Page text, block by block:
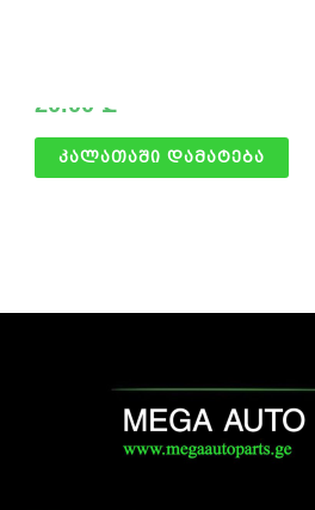
20.00 ₾
კალათაში დამატება